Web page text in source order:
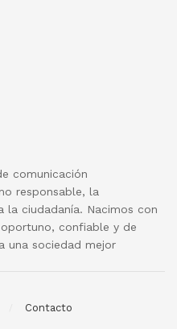
comunicación
responsable, la
la ciudadanía. Nacimos con
confiable y de
una sociedad mejor
Contacto